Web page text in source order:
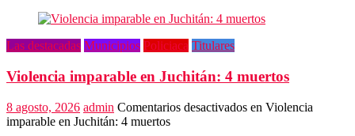
Las destacadas Municipios Policiaca Titulares
Violencia imparable en Juchitán: 4 muertos
8 agosto, 2026 admin Comentarios desactivados en Violencia
imparable en Juchitán: 4 muertos